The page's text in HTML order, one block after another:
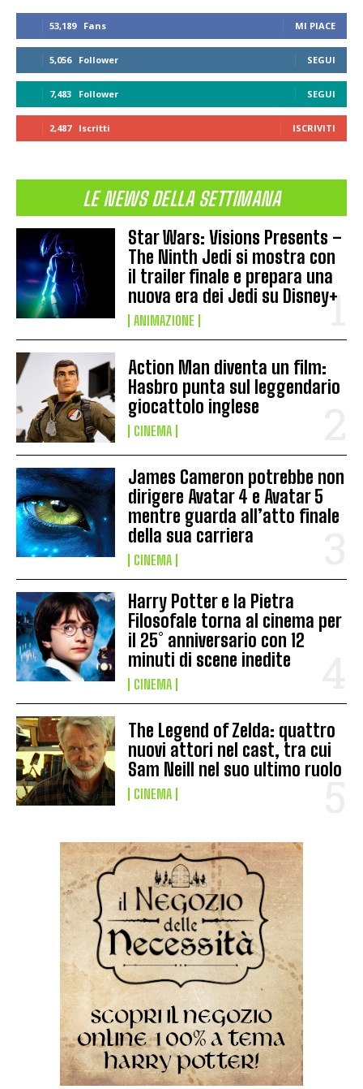
53,189 Fans MI PIACE
5,056 Follower SEGUI
7,483 Follower SEGUI
2,487 Iscritti ISCRIVITI
LE NEWS DELLA SETTIMANA
Star Wars: Visions Presents –
The Ninth Jedi si mostra con
il trailer finale e prepara una
nuova era dei Jedi su Disney+
ANIMAZIONE
Action Man diventa un film:
Hasbro punta sul leggendario
giocattolo inglese
CINEMA
James Cameron potrebbe non
dirigere Avatar 4 e Avatar 5
mentre guarda all’atto finale
della sua carriera
CINEMA
Harry Potter e la Pietra
Filosofale torna al cinema per
il 25° anniversario con 12
minuti di scene inedite
CINEMA
The Legend of Zelda: quattro
nuovi attori nel cast, tra cui
Sam Neill nel suo ultimo ruolo
CINEMA